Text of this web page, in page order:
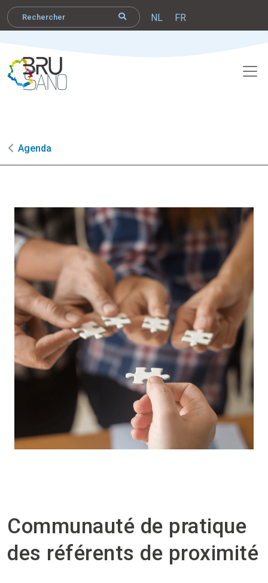
NL FR
Agenda
Communauté de pratique
des référents de proximité